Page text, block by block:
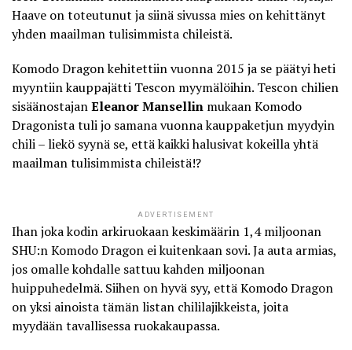
Haave on toteutunut ja siinä sivussa mies on kehittänyt
yhden maailman tulisimmista chileistä.
Komodo Dragon kehitettiin vuonna 2015 ja se päätyi heti
myyntiin kauppajätti Tescon myymälöihin. Tescon chilien
sisäänostajanEleanor Mansellin mukaan Komodo
Dragonista tuli jo samana vuonnakauppaketjun myydyin
chili– liekö syynä se, että kaikki halusivat kokeilla yhtä
maailman tulisimmista chileistä!?
ADVERTISEMENT
Ihan joka kodin arkiruokaan keskimäärin 1,4 miljoonan
SHU:n Komodo Dragon ei kuitenkaan sovi. Ja auta armias,
jos omalle kohdalle sattuu kahden miljoonan
huippuhedelmä. Siihen on hyvä syy, että Komodo Dragon
on yksi ainoista tämän listan chililajikkeista, joita
myydään tavallisessa ruokakaupassa.